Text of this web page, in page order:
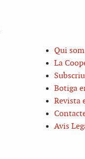
Qui som
La
Botiga
Revista
Avis